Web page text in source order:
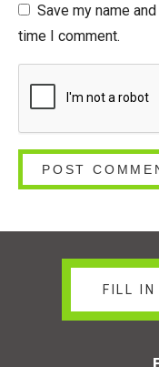
Save my name
time I comment.
FILL